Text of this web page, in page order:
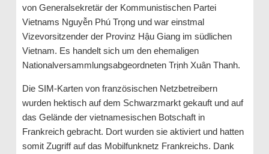
von Generalsekretär der Kommunistischen Partei
Vietnams Nguyễn Phú Trọng und war einstmal
Vizevorsitzender der Provinz Hậu Giang im südlichen
Vietnam. Es handelt sich um den ehemaligen
Nationalversammlungsabgeordneten Trịnh Xuân Thanh.
Die SIM-Karten von französischen Netzbetreibern
wurden hektisch auf dem Schwarzmarkt gekauft und auf
das Gelände der vietnamesischen Botschaft in
Frankreich gebracht. Dort wurden sie aktiviert und hatten
somit Zugriff auf das Mobilfunknetz Frankreichs. Dank